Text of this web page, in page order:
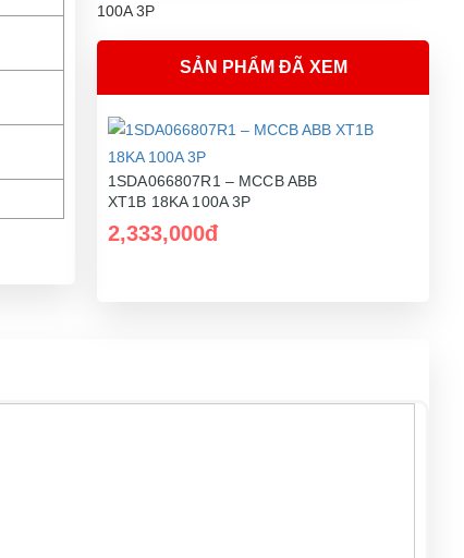
SẢN PHẨM ĐÃ XEM
1SDA066807R1 – MCCB ABB
XT1B 18KA 100A 3P
2,333,000đ